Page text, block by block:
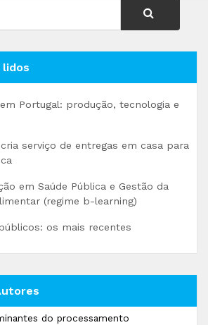
lidos
Portugal: produção, tecnologia e
serviço de entregas em casa para
em Saúde Pública e Gestão da
(regime b-learning)
os mais recentes
do processamento